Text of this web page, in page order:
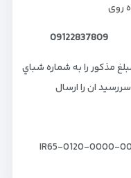
روی
مذكور را به شماره شباي
سررسيد ان را ارسال